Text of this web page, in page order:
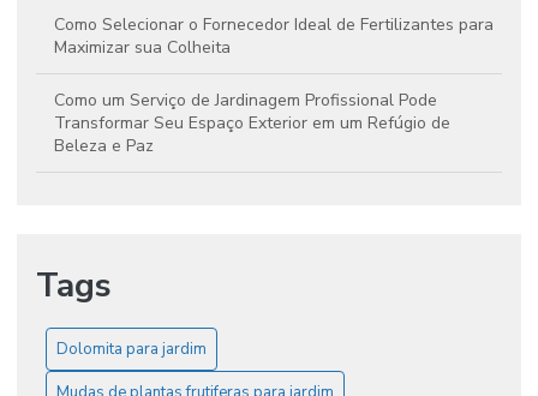
Como Selecionar o Fornecedor Ideal de Fertilizantes para
Maximizar sua Colheita
Como um Serviço de Jardinagem Profissional Pode
Transformar Seu Espaço Exterior em um Refúgio de
Beleza e Paz
Guia Essencial para Escolher e Cultivar Mudas de Plantas
Frutíferas no Jardim
Manutenção de Jardins: Dicas Essenciais para Criar
Espaços Verdes Deslumbrantes
Tags
Dolomita para jardim